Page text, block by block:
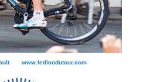
www.ledicodutour.com